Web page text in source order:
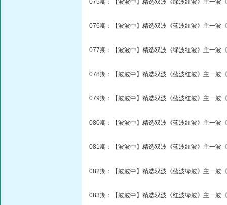
075期：【波波中】精选双波《绿波红波》主一波
076期：【波波中】精选双波《蓝波红波》主一波
077期：【波波中】精选双波《绿波红波》主一波
078期：【波波中】精选双波《蓝波红波》主一波
079期：【波波中】精选双波《蓝波红波》主一波
080期：【波波中】精选双波《蓝波红波》主一波
081期：【波波中】精选双波《蓝波红波》主一波
082期：【波波中】精选双波《蓝波绿波》主一波
083期：【波波中】精选双波《红波绿波》主一波